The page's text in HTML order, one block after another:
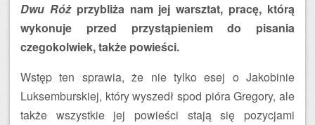
Dwu Różprzybliża nam jej warsztat, pracę, którą
wykonuje przed przystąpieniem do pisania
czegokolwiek, także powieści.
Wstęp ten sprawia, że nie tylko esej o Jakobinie
Luksemburskiej, który wyszedł spod pióra Gregory, ale
także wszystkie jej powieści stają się pozycjami